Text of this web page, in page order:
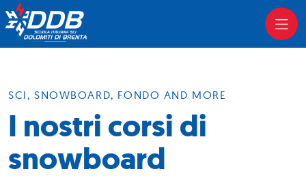
I nostri corsi di
snowboard
SCI, SNOWBOARD, FONDO AND MORE